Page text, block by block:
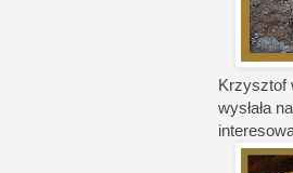
Krzysztof
wysłała